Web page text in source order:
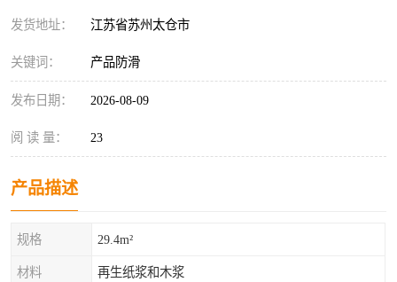
发货地址： 江苏省苏州太仓市
关键词： 产品防滑
发布日期： 2026-08-09
阅 读 量： 23
产品描述
规格 29.4m²
材料 再生纸浆和木浆